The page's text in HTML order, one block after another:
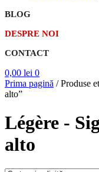
BLOG
DESPRE NOI
CONTACT
0,00 lei 0
Prima pagină /Produse
alto”
Légère -
alto